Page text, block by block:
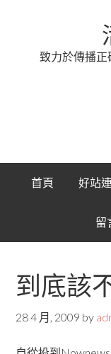
致力於傳播
首頁 好站
留
到底該
28 4 月, 2009 by